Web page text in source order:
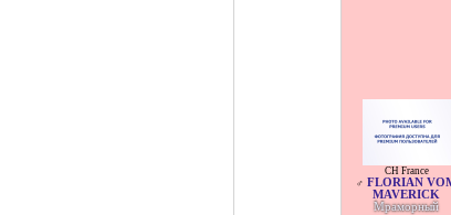
CH France
♂ FLORIAN
MAVERICK
Мраморный